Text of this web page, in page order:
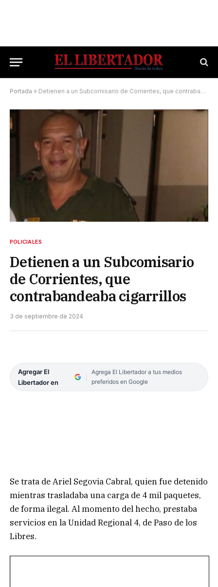
Portada » Detienen a un Subcomisario de Corrientes, que contrabandeaba cigarrillos
POLICIALES
Detienen a un Subcomisario
de Corrientes, que
contrabandeaba cigarrillos
3 de septiembre de 2024
Agregar El
Libertador en
Agrega El Libertador a tus medios
preferidos en Google
Se trata de Ariel Segovia Cabral, quien fue detenido
mientras trasladaba una carga de 4 mil paquetes,
de forma ilegal. Al momento del hecho, prestaba
servicios en la Unidad Regional 4, de Paso de los
Libres.